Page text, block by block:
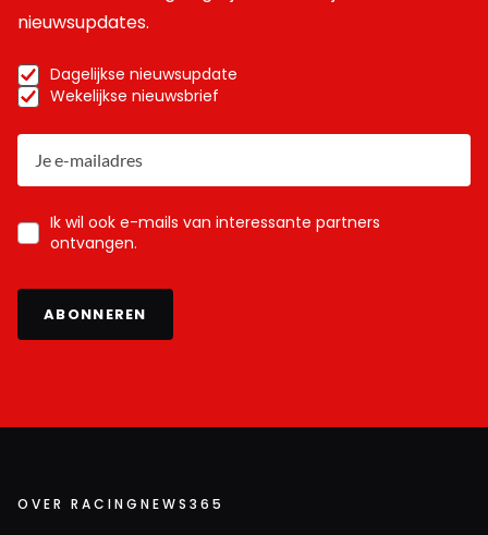
nieuwsupdates.
Dagelijkse nieuwsupdate
Wekelijkse nieuwsbrief
Ik wil ook e-mails van interessante partners
ontvangen.
ABONNEREN
OVER RACINGNEWS365